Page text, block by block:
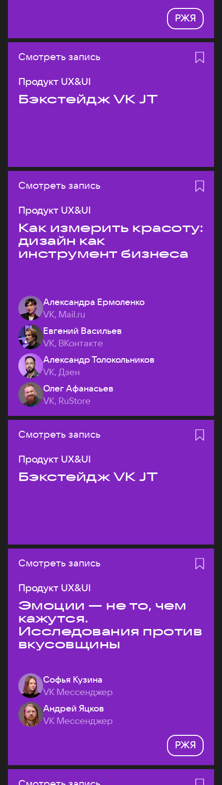
РЖЯ
Смотреть запись
Продукт UX&UI
Бэкстейдж VK JT
Смотреть запись
Продукт UX&UI
Как измерить красоту:
дизайн как
инструмент бизнеса
Александра Ермоленко
VK, Mail.ru
Евгений Васильев
VK, ВКонтакте
Александр Толокольников
VK, Дзен
Олег Афанасьев
VK, RuStore
Смотреть запись
Продукт UX&UI
Бэкстейдж VK JT
Смотреть запись
Продукт UX&UI
Эмоции — не то, чем
кажутся.
Исследования против
вкусовщины
Софья Кузина
VK Мессенджер
Андрей Яцков
VK Мессенджер
РЖЯ